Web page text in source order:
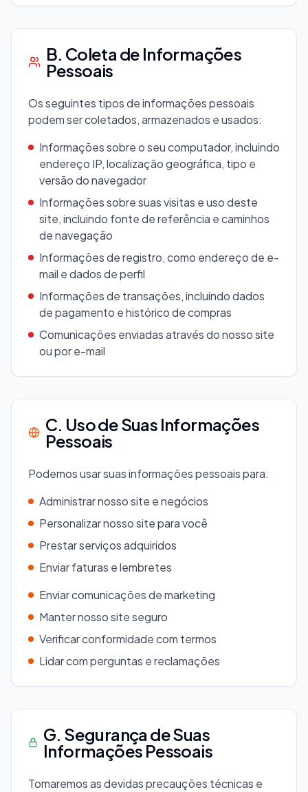
B. Coleta de Informações
Pessoais
Os seguintes tipos de informações pessoais
podem ser coletados, armazenados e usados:
Informações sobre o seu computador, incluindo
endereço IP, localização geográfica, tipo e
versão do navegador
Informações sobre suas visitas e uso deste
site, incluindo fonte de referência e caminhos
de navegação
Informações de registro, como endereço de e-
mail e dados de perfil
Informações de transações, incluindo dados
de pagamento e histórico de compras
Comunicações enviadas através do nosso site
ou por e-mail
C. Uso de Suas Informações
Pessoais
Podemos usar suas informações pessoais para:
Administrar nosso site e negócios
Personalizar nosso site para você
Prestar serviços adquiridos
Enviar faturas e lembretes
Enviar comunicações de marketing
Manter nosso site seguro
Verificar conformidade com termos
Lidar com perguntas e reclamações
G. Segurança de Suas
Informações Pessoais
Tomaremos as devidas precauções técnicas e